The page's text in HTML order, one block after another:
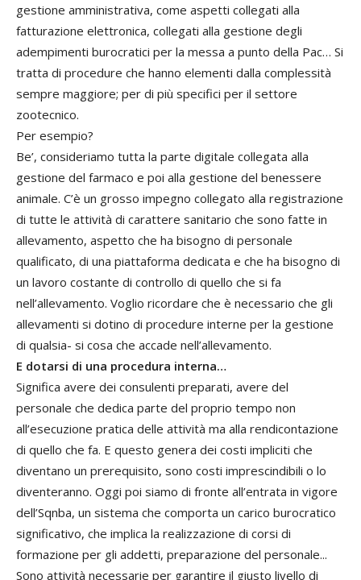
gestione amministrativa, come aspetti collegati alla
fatturazione elettronica, collegati alla gestione degli
adempimenti burocratici per la messa a punto della Pac… Si
tratta di procedure che hanno elementi dalla complessità
sempre maggiore; per di più specifici per il settore
zootecnico.
Per esempio?
Be’, consideriamo tutta la parte digitale collegata alla
gestione del farmaco e poi alla gestione del benessere
animale. C’è un grosso impegno collegato alla registrazione
di tutte le attività di carattere sanitario che sono fatte in
allevamento, aspetto che ha bisogno di personale
qualificato, di una piattaforma dedicata e che ha bisogno di
un lavoro costante di controllo di quello che si fa
nell’allevamento. Voglio ricordare che è necessario che gli
allevamenti si dotino di procedure interne per la gestione
di qualsia- si cosa che accade nell’allevamento.
E dotarsi di una procedura interna…
Significa avere dei consulenti preparati, avere del
personale che dedica parte del proprio tempo non
all’esecuzione pratica delle attività ma alla rendicontazione
di quello che fa. E questo genera dei costi impliciti che
diventano un prerequisito, sono costi imprescindibili o lo
diventeranno. Oggi poi siamo di fronte all’entrata in vigore
dell’Sqnba, un sistema che comporta un carico burocratico
significativo, che implica la realizzazione di corsi di
formazione per gli addetti, preparazione del personale...
Sono attività necessarie per garantire il giusto livello di